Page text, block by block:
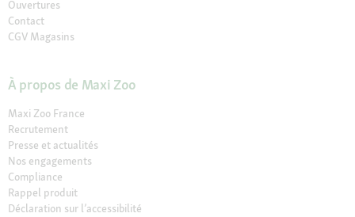
Ouvertures
Contact
CGV Magasins
À propos de Maxi Zoo
Maxi Zoo France
Recrutement
Presse et actualités
Nos engagements
Compliance
Rappel produit
Déclaration sur l’accessibilité